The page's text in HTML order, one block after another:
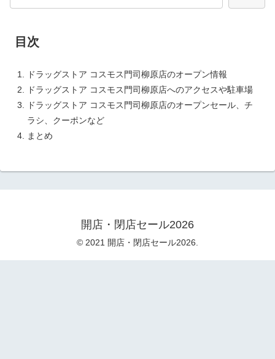
目次
ドラッグストア コスモス門司柳原店のオープン情報
ドラッグストア コスモス門司柳原店へのアクセスや駐車場
ドラッグストア コスモス門司柳原店のオープンセール、チ
ラシ、クーポンなど
まとめ
開店・閉店セール2026
© 2021 開店・閉店セール2026.